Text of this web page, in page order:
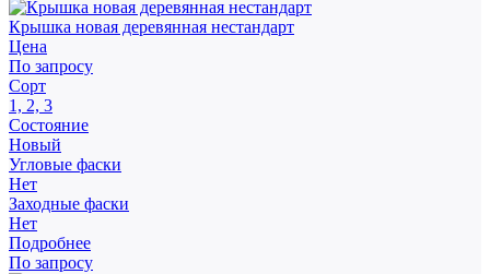
Крышка новая деревянная нестандарт
Цена
По запросу
Сорт
1, 2, 3
Состояние
Новый
Угловые фаски
Нет
Заходные фаски
Нет
Подробнее
По запросу